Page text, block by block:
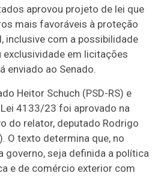
aprovou projeto de lei que
mais favoráveis à proteção
inclusive com a possibilidade
em licitações
enviado ao Senado.
Heitor Schuch (PSD-RS) e
4133/23 foi aprovado na
do relator, deputado Rodrigo
O texto determina que, no
governo, seja definida a política
e de comércio exterior com